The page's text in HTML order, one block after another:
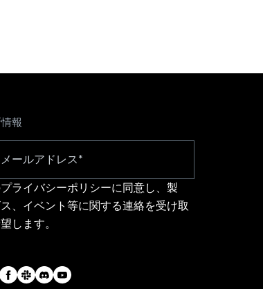
報
プライバシーポリシーに同意し、製
、イベント等に関する連絡を受け取
します。